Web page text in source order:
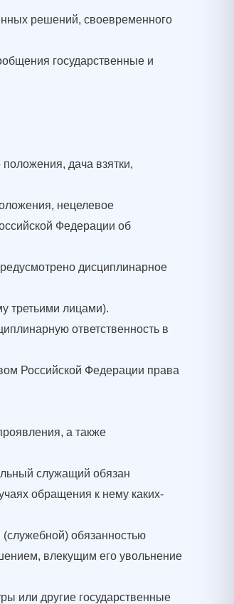
решений, своевременного
государственные и
дача взятки,
нецелевое
Федерации об
дисциплинарное
третьими лицами).
ответственность в
Российской Федерации права
а также
служащий обязан
обращения к нему каких-
обязанностью
влекущим его увольнение
или другие государственные